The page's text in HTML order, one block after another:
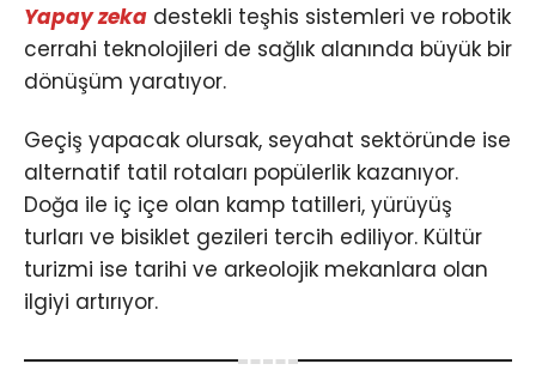
Yapay zeka destekli teşhis sistemleri ve robotik
cerrahi teknolojileri de sağlık alanında büyük bir
dönüşüm yaratıyor.
Geçiş yapacak olursak, seyahat sektöründe ise
alternatif tatil rotaları popülerlik kazanıyor.
Doğa ile iç içe olan kamp tatilleri, yürüyüş
turları ve bisiklet gezileri tercih ediliyor. Kültür
turizmi ise tarihi ve arkeolojik mekanlara olan
ilgiyi artırıyor.